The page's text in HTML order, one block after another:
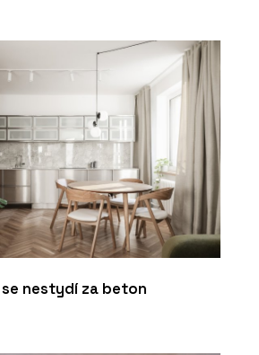
nestydí za beton